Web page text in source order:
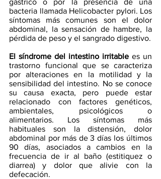
gástrico o por la presencia de una
bacteria llamada Helicobacter pylori. Los
síntomas más comunes son el dolor
abdominal, la sensación de hambre, la
pérdida de peso y el sangrado digestivo.
El síndrome del intestino irritable es un
trastorno funcional que se caracteriza
por alteraciones en la motilidad y la
sensibilidad del intestino. No se conoce
su causa exacta, pero puede estar
relacionado con factores genéticos,
ambientales, psicológicos o
alimentarios. Los síntomas más
habituales son la distensión, dolor
abdominal por más de 3 días los últimos
90 días, asociados a cambios en la
frecuencia de ir al baño (estitiquez o
diarrea) y dolor que alivie con la
defecación.